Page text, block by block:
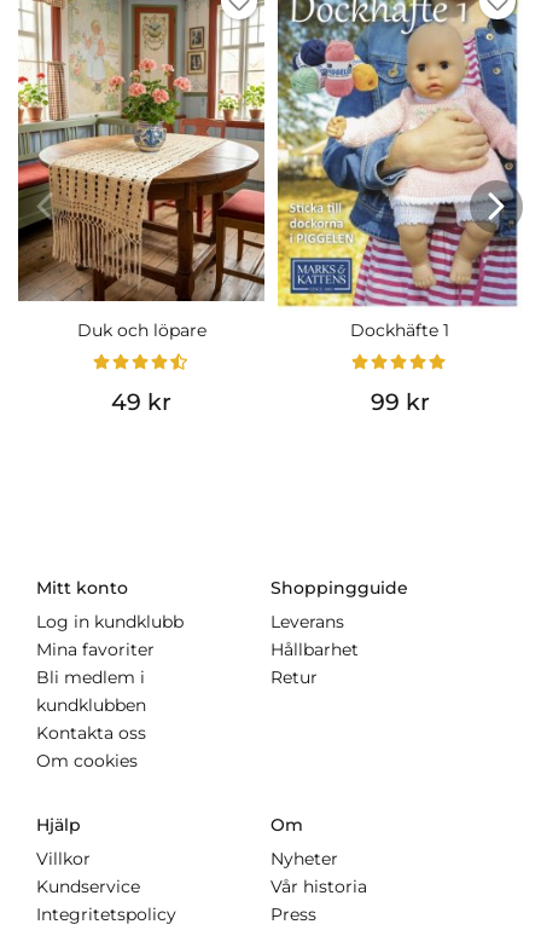
Duk och löpare
49 kr
Dockhäfte 1
99 kr
Mitt konto
Log in kundklubb
Mina favoriter
Bli medlem i
kundklubben
Kontakta oss
Om cookies
Shoppingguide
Leverans
Hållbarhet
Retur
Hjälp
Villkor
Kundservice
Integritetspolicy
Om
Nyheter
Vår historia
Press